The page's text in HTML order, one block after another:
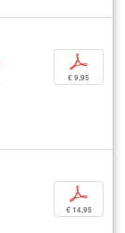
p
€ 9,95
p
€ 14,95